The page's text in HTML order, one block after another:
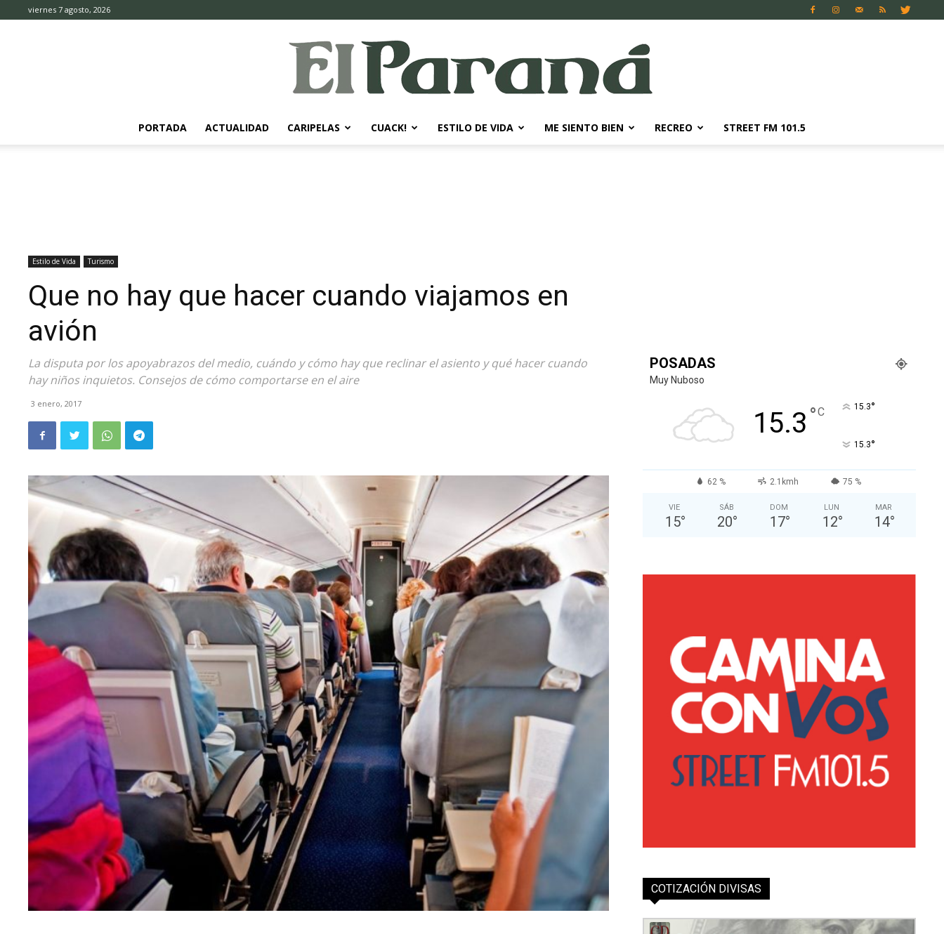
viernes 7 agosto, 2026
PORTADA ACTUALIDAD CARIPELAS CUACK! ESTILO DE VIDA ME SIENTO BIEN RECREO STREET FM 101.5
Estilo de Vida Turismo
Que no hay que hacer cuando viajamos en
avión
La disputa por los apoyabrazos del medio, cuándo y cómo hay que reclinar el asiento y qué hacer cuando
hay niños inquietos. Consejos de cómo comportarse en el aire
3 enero, 2017
POSADAS
Muy Nuboso
15.3 °C 15.3°
15.3°
62 % 2.1kmh 75 %
VIE
15°
SÁB
20°
DOM
17°
LUN
12°
MAR
14°
COTIZACIÓN DIVISAS